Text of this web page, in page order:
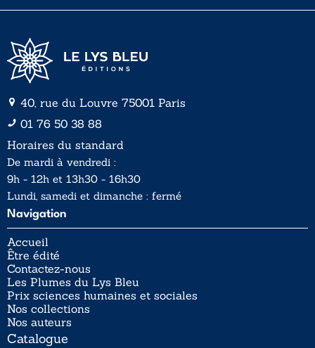
40, rue du Louvre 75001 Paris
01 76 50 38 88
Horaires du standard
De mardi à vendredi :
9h - 12h et 13h30 - 16h30
Lundi, samedi et dimanche : fermé
Navigation
Accueil
Être édité
Contactez-nous
Les Plumes du Lys Bleu
Prix sciences humaines et sociales
Nos collections
Nos auteurs
Catalogue